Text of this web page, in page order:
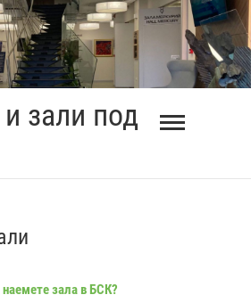
зали под
зала в БСК?